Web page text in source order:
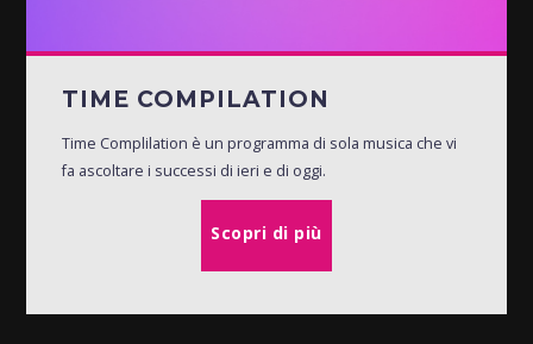
TIME COMPILATION
Time Complilation è un programma di sola musica che vi
fa ascoltare i successi di ieri e di oggi.
Scopri di più